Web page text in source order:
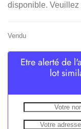
disponible. Veuillez
Vendu
Etre alerté de
lot